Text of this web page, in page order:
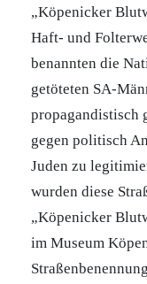
„Köpenicker
Haft- und
benannten die
getöteten SA-
propagandistisch
gegen politisch
Juden zu
wurden diese
„Köpenicker
im Museum